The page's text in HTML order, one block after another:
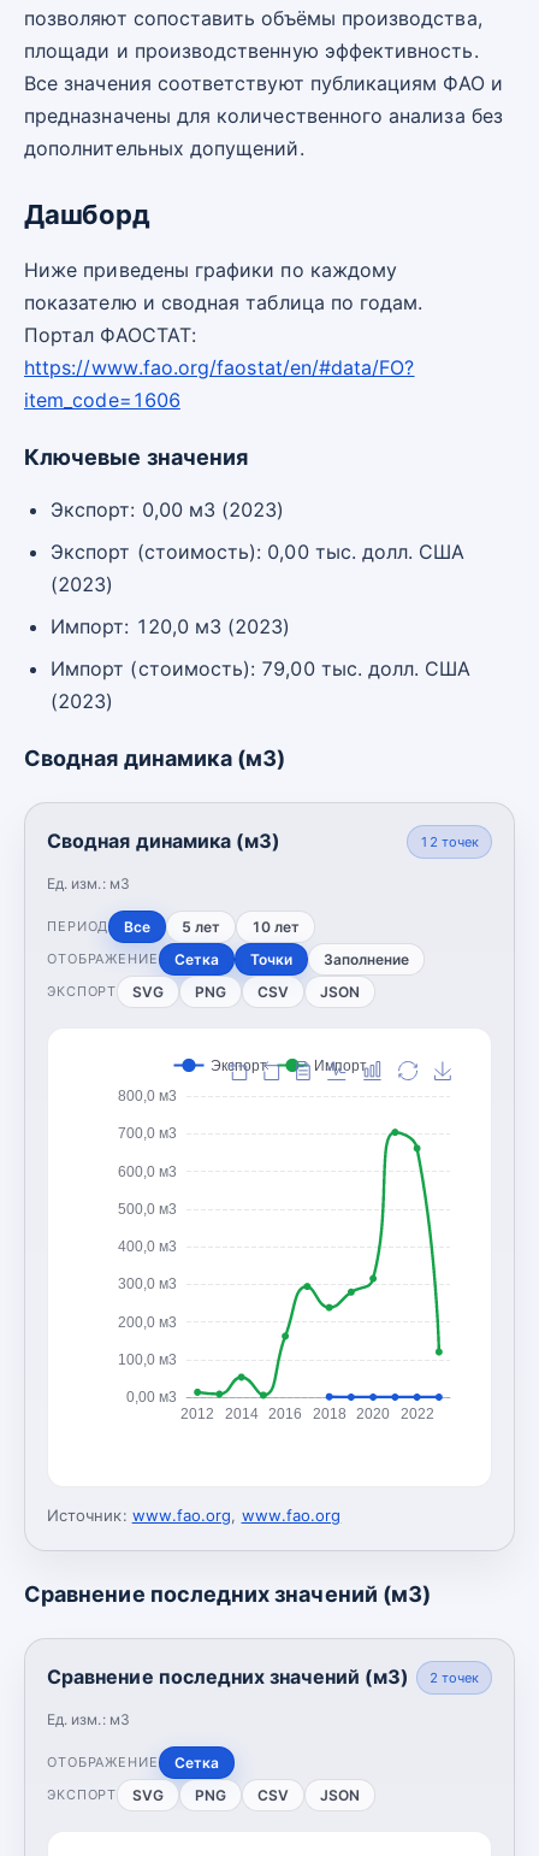
позволяют сопоставить объёмы производства,
площади и производственную эффективность.
Все значения соответствуют публикациям ФАО и
предназначены для количественного анализа без
дополнительных допущений.
Дашборд
Ниже приведены графики по каждому
показателю и сводная таблица по годам.
Портал ФАОСТАТ:
https://www.fao.org/faostat/en/#data/FO?
item_code=1606
Ключевые значения
Экспорт: 0,00 м3 (2023)
Экспорт (стоимость): 0,00 тыс. долл. США
(2023)
Импорт: 120,0 м3 (2023)
Импорт (стоимость): 79,00 тыс. долл. США
(2023)
Сводная динамика (м3)
Сводная динамика (м3)
Ед. изм.: м3
12 точек
ПЕРИОД Все 5 лет 10 лет
ОТОБРАЖЕНИЕ Сетка Точки Заполнение
ЭКСПОРТ SVG PNG CSV JSON
0,00 м3
100,0 м3
200,0 м3
300,0 м3
400,0 м3
500,0 м3
600,0 м3
700,0 м3
800,0 м3
2012 2014 2016 2018 2020 2022
Экспорт Импорт
Источник: www.fao.org, www.fao.org
Сравнение последних значений (м3)
Сравнение последних значений (м3)
Ед. изм.: м3
2 точек
ОТОБРАЖЕНИЕ Сетка
ЭКСПОРТ SVG PNG CSV JSON